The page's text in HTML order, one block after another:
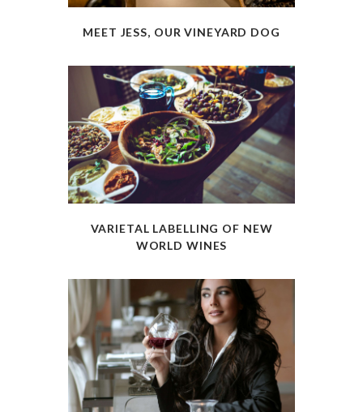
MEET JESS, OUR VINEYARD DOG
VARIETAL LABELLING OF NEW
WORLD WINES